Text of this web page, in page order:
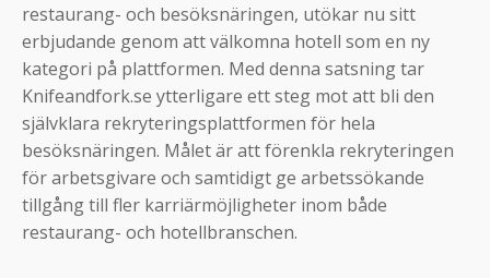
restaurang- och besöksnäringen, utökar nu sitt
erbjudande genom att välkomna hotell som en ny
kategori på plattformen. Med denna satsning tar
Knifeandfork.se ytterligare ett steg mot att bli den
självklara rekryteringsplattformen för hela
besöksnäringen. Målet är att förenkla rekryteringen
för arbetsgivare och samtidigt ge arbetssökande
tillgång till fler karriärmöjligheter inom både
restaurang- och hotellbranschen.